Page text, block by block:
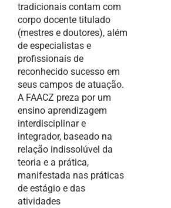
tradicionais contam com
corpo docente titulado
(mestres e doutores), além
de especialistas e
profissionais de
reconhecido sucesso em
seus campos de atuação.
A FAACZ preza por um
ensino aprendizagem
interdisciplinar e
integrador, baseado na
relação indissolúvel da
teoria e a prática,
manifestada nas práticas
de estágio e das
atividades